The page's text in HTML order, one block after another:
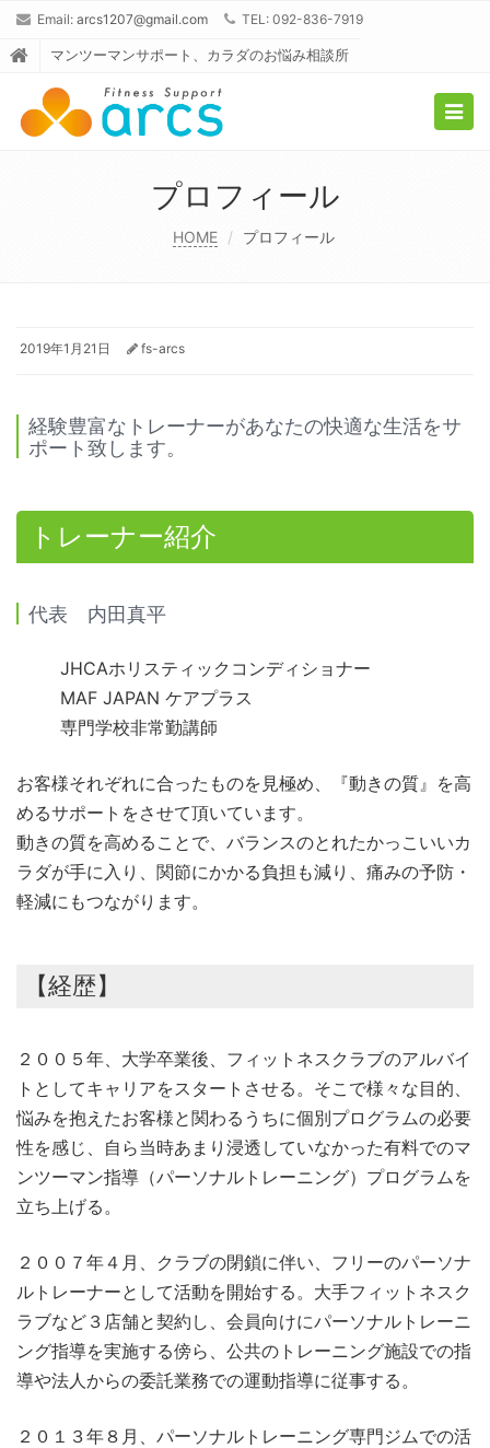
Email: arcs1207@gmail.com TEL: 092-836-7919
マンツーマンサポート、カラダのお悩み相談所
プロフィール
HOME プロフィール
2019年1月21日 fs-arcs
経験豊富なトレーナーがあなたの快適な生活をサ
ポート致します。
トレーナー紹介
代表 内田真平
JHCAホリスティックコンディショナー
MAF JAPAN ケアプラス
専門学校非常勤講師
お客様それぞれに合ったものを見極め、『動きの質』を高
めるサポートをさせて頂いています。
動きの質を高めることで、バランスのとれたかっこいいカ
ラダが手に入り、関節にかかる負担も減り、痛みの予防・
軽減にもつながります。
【経歴】
２００５年、大学卒業後、フィットネスクラブのアルバイ
トとしてキャリアをスタートさせる。そこで様々な目的、
悩みを抱えたお客様と関わるうちに個別プログラムの必要
性を感じ、自ら当時あまり浸透していなかった有料でのマ
ンツーマン指導（パーソナルトレーニング）プログラムを
立ち上げる。
２００７年４月、クラブの閉鎖に伴い、フリーのパーソナ
ルトレーナーとして活動を開始する。大手フィットネスク
ラブなど３店舗と契約し、会員向けにパーソナルトレーニ
ング指導を実施する傍ら、公共のトレーニング施設での指
導や法人からの委託業務での運動指導に従事する。
２０１３年８月、パーソナルトレーニング専門ジムでの活